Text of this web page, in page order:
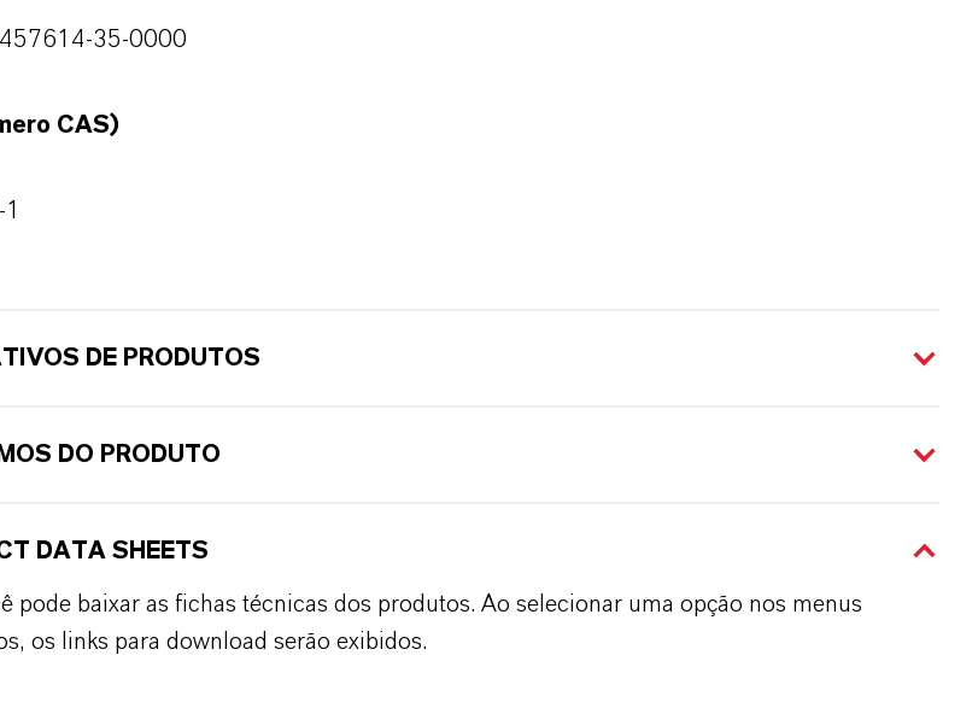
35-0000
CAS)
DE PRODUTOS
DO PRODUTO
DATA SHEETS
pode baixar as fichas técnicas dos produtos. Ao selecionar uma opção nos menus
os links para download serão exibidos.